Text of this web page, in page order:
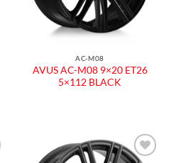
AC-M08
AVUS AC-M08 9×20 ET26
5×112 BLACK